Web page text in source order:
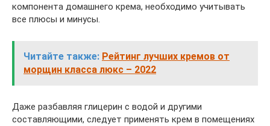
компонента домашнего крема, необходимо учитывать
все плюсы и минусы.
Читайте также: Рейтинг лучших кремов от
морщин класса люкс – 2022
Даже разбавляя глицерин с водой и другими
составляющими, следует применять крем в помещениях